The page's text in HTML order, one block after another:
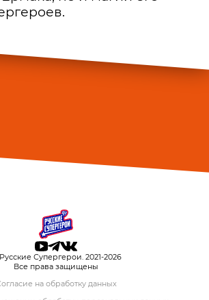
Супергерои. 2021-2026
Все права защищены
на обработку данных